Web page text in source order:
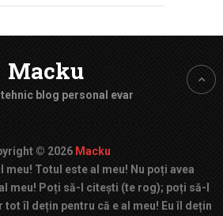
Macku
blog personal evar
© 2026 Macku
meu! Totul este al meu! Nu poți avea
meu! Poți să-l citești (te rog); poți să-l
îl dețin pentru că e al meu! Eu îl dețin